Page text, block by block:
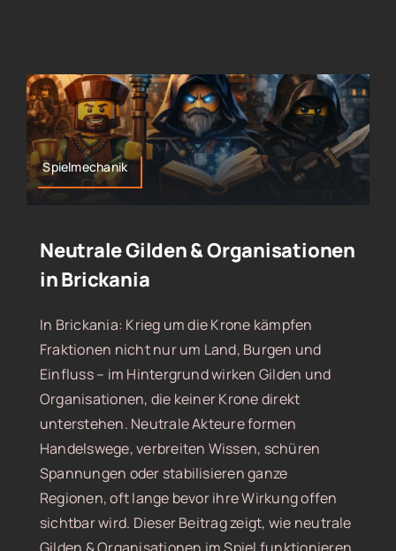
Spielmechanik
Neutrale Gilden & Organisationen
in Brickania
In Brickania: Krieg um die Krone kämpfen
Fraktionen nicht nur um Land, Burgen und
Einfluss – im Hintergrund wirken Gilden und
Organisationen, die keiner Krone direkt
unterstehen. Neutrale Akteure formen
Handelswege, verbreiten Wissen, schüren
Spannungen oder stabilisieren ganze
Regionen, oft lange bevor ihre Wirkung offen
sichtbar wird. Dieser Beitrag zeigt, wie neutrale